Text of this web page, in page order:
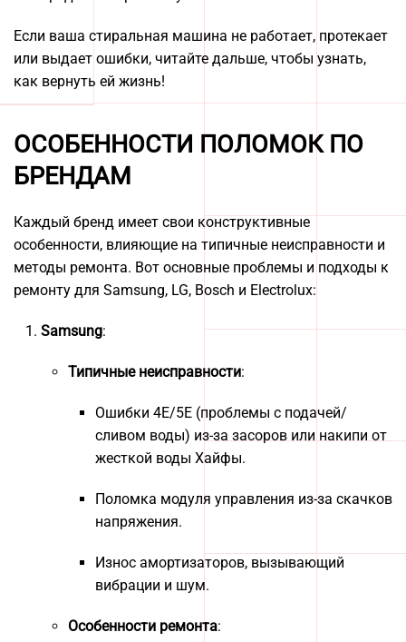
Если ваша стиральная машина не работает, протекает
или выдает ошибки, читайте дальше, чтобы узнать,
как вернуть ей жизнь!
ОСОБЕННОСТИ ПОЛОМОК ПО
БРЕНДАМ
Каждый бренд имеет свои конструктивные
особенности, влияющие на типичные неисправности и
методы ремонта. Вот основные проблемы и подходы к
ремонту для Samsung, LG, Bosch и Electrolux:
Samsung:
Типичные неисправности:
Ошибки 4E/5E (проблемы с подачей/
сливом воды) из-за засоров или накипи от
жесткой воды Хайфы.
Поломка модуля управления из-за скачков
напряжения.
Износ амортизаторов, вызывающий
вибрации и шум.
Особенности ремонта: